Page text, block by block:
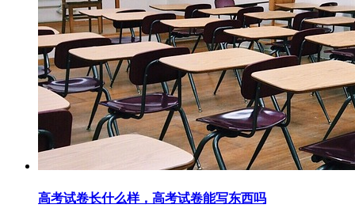
高考试卷长什么样，高考试卷能写东西吗